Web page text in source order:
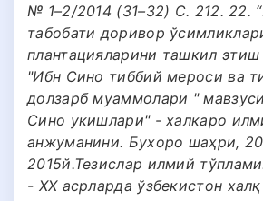
№ 1–2/2014 (31–32) С. 212. 22.
табобати доривор
плантацияларини ташкил этиш
"Ибн Сино тиббий мероси ва
долзарб муаммолари "
Сино укишлари" - халкаро
анжуманини. Бухоро шаҳри,
2015й.Тезислар илмий
- ХХ асрларда ўзбекистон